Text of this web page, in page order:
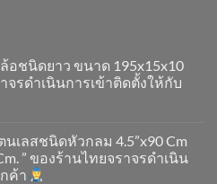
อชนิดยาว ขนาด 195x15x10
จรดำเนินการเข้าติดตั้ง​ให้กับ
นเลสชนิดหัวกลม 4.5”x90 Cm
” ของร้านไทยจราจรดำเนิน
ค้า